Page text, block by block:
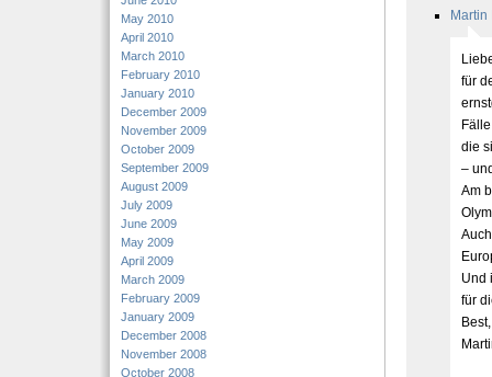
May 2010
April 2010
March 2010
February 2010
January 2010
December 2009
November 2009
October 2009
September 2009
August 2009
July 2009
June 2009
May 2009
April 2009
March 2009
February 2009
January 2009
December 2008
November 2008
October 2008
Martin
für
die
–
Am
Und
für
Best,